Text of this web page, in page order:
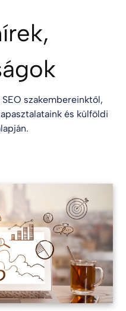
szakembereinktől,
és külföldi